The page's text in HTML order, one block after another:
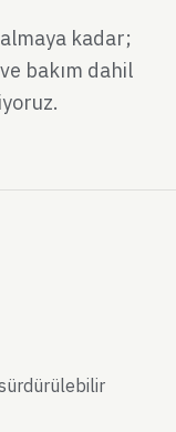
kadar;
bakım dahil